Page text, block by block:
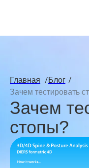
Главная /Блог /
Зачем тестировать
Зачем
стопы?